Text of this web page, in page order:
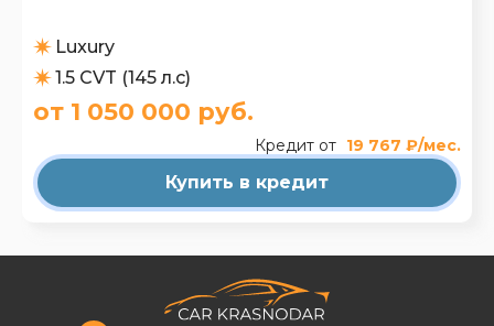
Luxury
1.5 CVT (145 л.с)
от 1 050 000 руб.
Кредит от 19 767 ₽/мес.
Купить в кредит